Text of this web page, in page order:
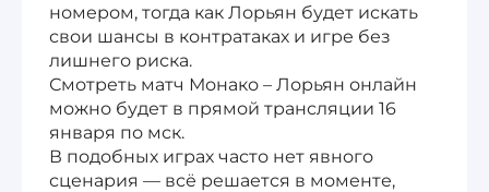
номером, тогда как Лорьян будет искать
свои шансы в контратаках и игре без
лишнего риска.
Смотреть матч Монако – Лорьян онлайн
можно будет в прямой трансляции 16
января по мск.
В подобных играх часто нет явного
сценария — всё решается в моменте,